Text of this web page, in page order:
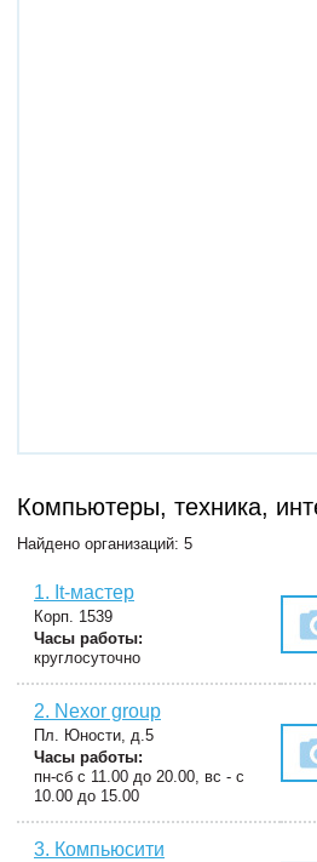
Компьютеры, техника,
Найдено организаций: 5
1. It-мастер
Корп. 1539
Часы работы:
круглосуточно
2. Nexor group
Пл. Юности, д.5
Часы работы:
пн-сб с 11.00 до 20.00, вс - с
10.00 до 15.00
3. Компьюсити